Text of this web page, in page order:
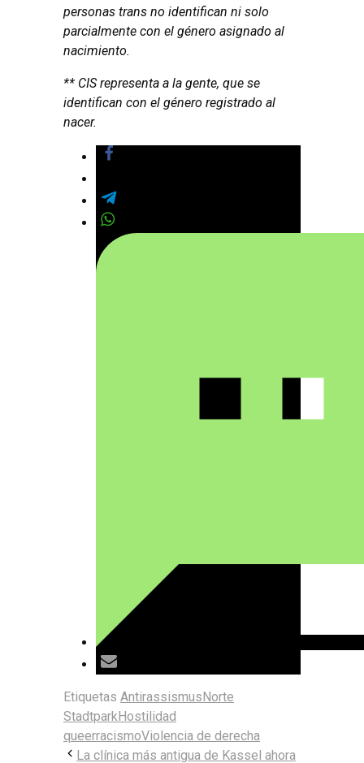
personas trans no identifican ni solo
parcialmente con el género asignado al
nacimiento.
** CIS representa a la gente, que se
identifican con el género registrado al
nacer.
Etiquetas AntirassismusNorte
StadtparkHostilidad
queerracismoViolencia de derecha
La clínica más antigua de Kassel ahora